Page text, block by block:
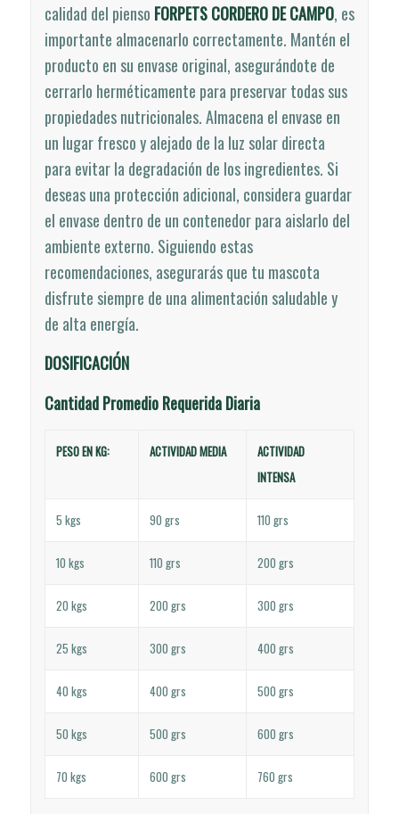
calidad del pienso FORPETS CORDERO DE CAMPO, es
importante almacenarlo correctamente. Mantén el
producto en su envase original, asegurándote de
cerrarlo herméticamente para preservar todas sus
propiedades nutricionales. Almacena el envase en
un lugar fresco y alejado de la luz solar directa
para evitar la degradación de los ingredientes. Si
deseas una protección adicional, considera guardar
el envase dentro de un contenedor para aislarlo del
ambiente externo. Siguiendo estas
recomendaciones, asegurarás que tu mascota
disfrute siempre de una alimentación saludable y
de alta energía.
DOSIFICACIÓN
Cantidad Promedio Requerida Diaria
PESO EN KG: ACTIVIDAD MEDIA
ACTIVIDAD
INTENSA
5 kgs 90 grs 110 grs
10 kgs 110 grs 200 grs
20 kgs 200 grs 300 grs
25 kgs 300 grs 400 grs
40 kgs 400 grs 500 grs
50 kgs 500 grs 600 grs
70 kgs 600 grs 760 grs